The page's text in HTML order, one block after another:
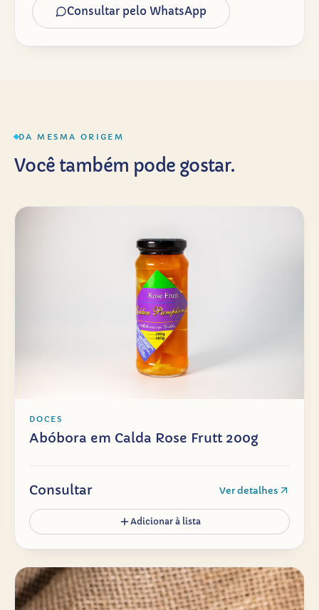
Consultar pelo WhatsApp
DA MESMA ORIGEM
Você também pode gostar.
DOCES
Abóbora em Calda Rose Frutt 200g
Consultar Ver detalhes
Adicionar à lista